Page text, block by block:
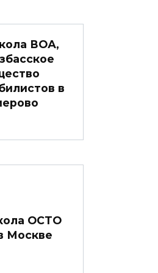
ВОА,
в
ОСТО
Москве